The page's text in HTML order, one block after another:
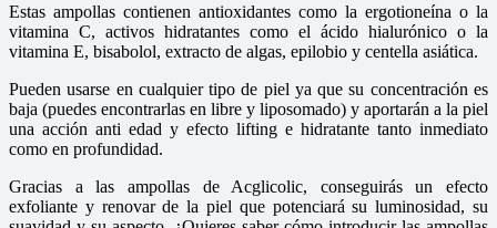
Estas ampollas contienen antioxidantes como la ergotioneína o la
vitamina C, activos hidratantes como el ácido hialurónico o la
vitamina E, bisabolol, extracto de algas, epilobio y centella asiática.
Pueden usarse en cualquier tipo de piel ya que su concentración es
baja (puedes encontrarlas en libre y liposomado) y aportarán a la piel
una acción anti edad y efecto lifting e hidratante tanto inmediato
como en profundidad.
Gracias a las ampollas de Acglicolic, conseguirás un efecto
exfoliante y renovar de la piel que potenciará su luminosidad, su